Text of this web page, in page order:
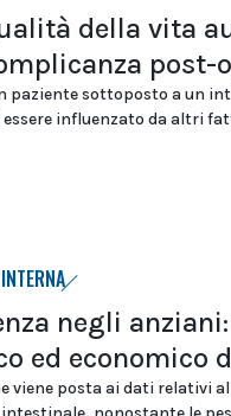
della vita
post-
paziente sottoposto a un
essere influenzato da altri
negli
ed economico
viene posta ai dati relativi